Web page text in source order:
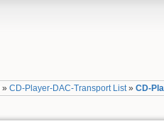
»CD-Player-DAC-Transport List»CD-